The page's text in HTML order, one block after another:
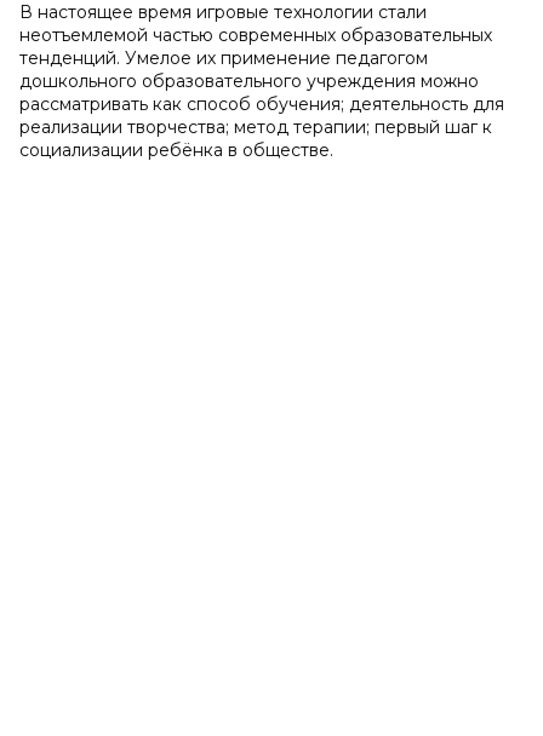
В настоящее время игровые технологии стали
неотъемлемой частью современных образовательных
тенденций. Умелое их применение педагогом
дошкольного образовательного учреждения можно
рассматривать как способ обучения; деятельность для
реализации творчества; метод терапии; первый шаг к
социализации ребёнка в обществе.